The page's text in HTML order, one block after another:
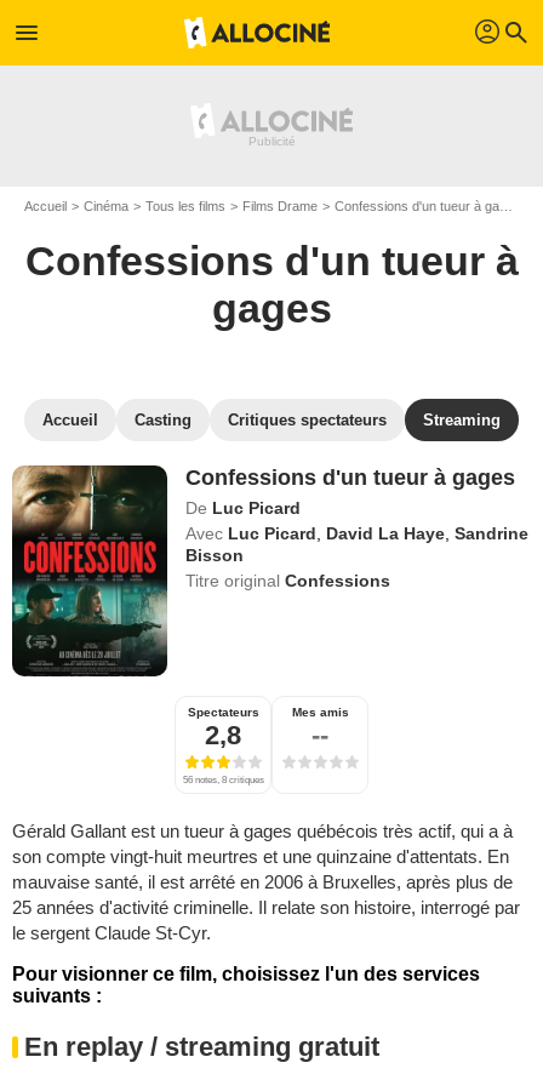
menu profil search
Accueil Cinéma Tous les films Films Drame Confessions d'un tueur à gages
Confessions d'un tueur à
gages
Accueil Casting Critiques spectateurs Streaming
Confessions d'un tueur à gages
De Luc Picard
Avec Luc Picard David La Haye ,Sandrine
Bisson
Titre originalConfessions
Spectateurs
2,8
56 notes, 8 critiques
Mes amis
--
Gérald Gallant est un tueur à gages québécois très actif, qui a à
son compte vingt-huit meurtres et une quinzaine d'attentats. En
mauvaise santé, il est arrêté en 2006 à Bruxelles, après plus de
25 années d'activité criminelle. Il relate son histoire, interrogé par
le sergent Claude St-Cyr.
Pour visionner ce film, choisissez l'un des services
suivants :
En replay / streaming gratuit